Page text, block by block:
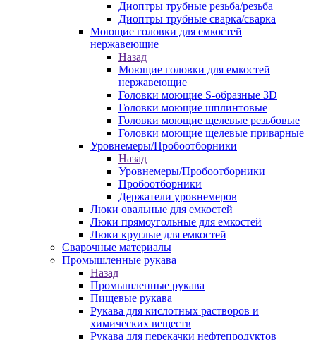
Диоптры трубные резьба/резьба
Диоптры трубные сварка/сварка
Моющие головки для емкостей
нержавеющие
Назад
Моющие головки для емкостей
нержавеющие
Головки моющие S-образные 3D
Головки моющие шплинтовые
Головки моющие щелевые резьбовые
Головки моющие щелевые приварные
Уровнемеры/Пробоотборники
Назад
Уровнемеры/Пробоотборники
Пробоотборники
Держатели уровнемеров
Люки овальные для емкостей
Люки прямоугольные для емкостей
Люки круглые для емкостей
Сварочные материалы
Промышленные рукава
Назад
Промышленные рукава
Пищевые рукава
Рукава для кислотных растворов и
химических веществ
Рукава для перекачки нефтепродуктов